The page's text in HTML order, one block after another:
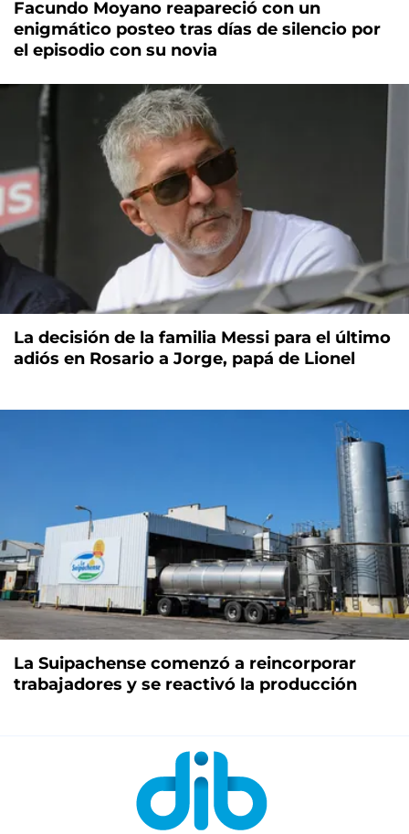
Facundo Moyano reapareció con un
enigmático posteo tras días de silencio por
el episodio con su novia
La decisión de la familia Messi para el último
adiós en Rosario a Jorge, papá de Lionel
La Suipachense comenzó a reincorporar
trabajadores y se reactivó la producción